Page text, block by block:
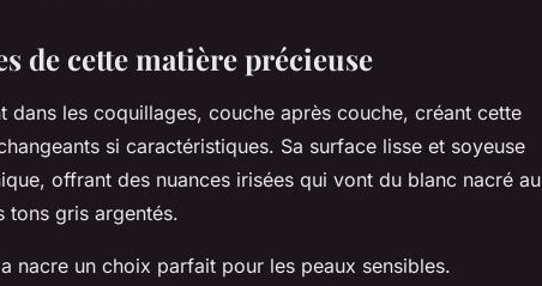
de cette matière précieuse
dans les coquillages, couche après couche, créant cette
si caractéristiques. Sa surface lisse et soyeuse
offrant des nuances irisées qui vont du blanc nacré au
tons gris argentés.
nacre un choix parfait pour les peaux sensibles.